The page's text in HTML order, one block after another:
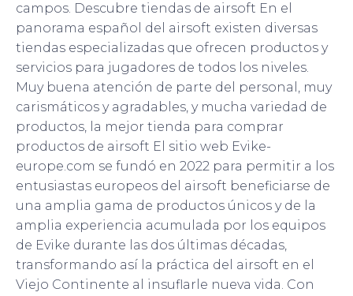
campos. Descubre tiendas de airsoft En el
panorama español del airsoft existen diversas
tiendas especializadas que ofrecen productos y
servicios para jugadores de todos los niveles.
Muy buena atención de parte del personal, muy
carismáticos y agradables, y mucha variedad de
productos, la mejor tienda para comprar
productos de airsoft El sitio web Evike-
europe.com se fundó en 2022 para permitir a los
entusiastas europeos del airsoft beneficiarse de
una amplia gama de productos únicos y de la
amplia experiencia acumulada por los equipos
de Evike durante las dos últimas décadas,
transformando así la práctica del airsoft en el
Viejo Continente al insuflarle nueva vida. Con